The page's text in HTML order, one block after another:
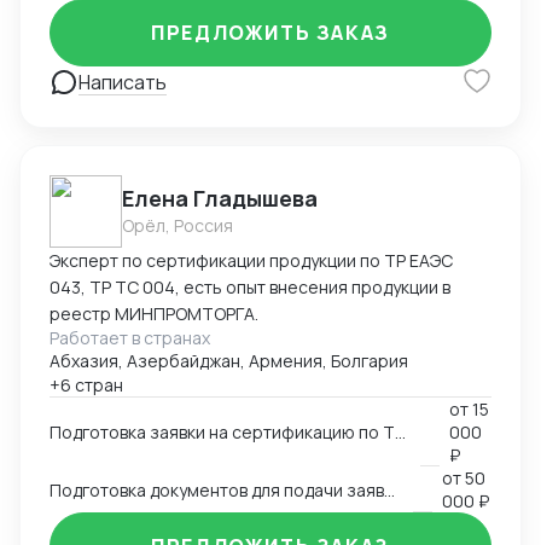
Написать
ПРЕДЛОЖИТЬ ЗАКАЗ
Елена Гладышева
Орёл, Россия
Эксперт по сертификации продукции по ТР ЕАЭС
043, ТР ТС 004, есть опыт внесения продукции в
реестр МИНПРОМТОРГА.
Работает в странах
Абхазия, Азербайджан, Армения, Болгария
+6 стран
Подготовка заявки на сертификацию по ТР ЕАЭС 043, ТР ТС 004, ТР ТС 020, ТР ТС 010, 123-ФЗ
от15
000
₽
от50
000 ₽